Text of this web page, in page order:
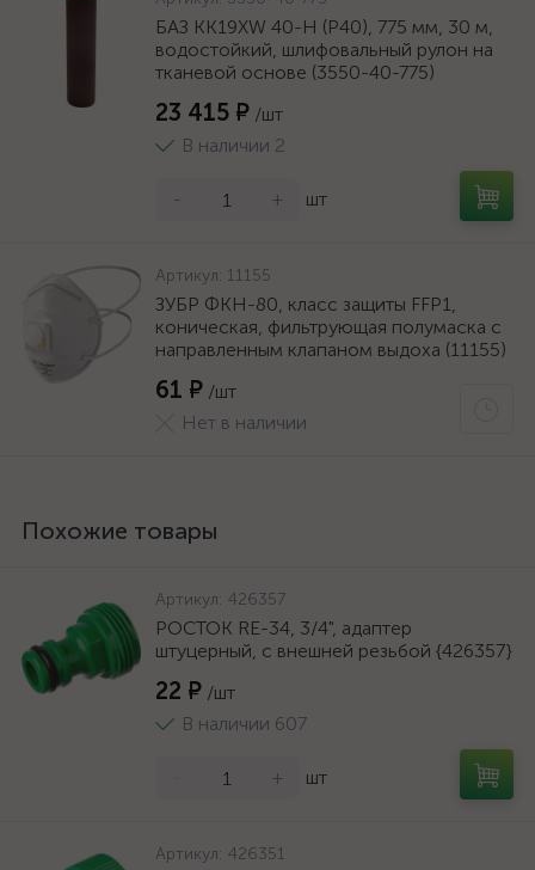
БАЗ KK19XW 40-H (Р40), 775 мм, 30 м,
водостойкий, шлифовальный рулон на
тканевой основе (3550-40-775)
23 415 ₽ /шт
В наличии 2
- + шт
Артикул: 11155
ЗУБР ФКН-80, класс защиты FFP1,
коническая, фильтрующая полумаска с
направленным клапаном выдоха (11155)
61 ₽ /шт
Нет в наличии
Похожие товары
Артикул: 426357
РОСТОК RE-34, 3/4", адаптер
штуцерный, с внешней резьбой {426357}
22 ₽ /шт
В наличии 607
+ шт
Артикул: 426351